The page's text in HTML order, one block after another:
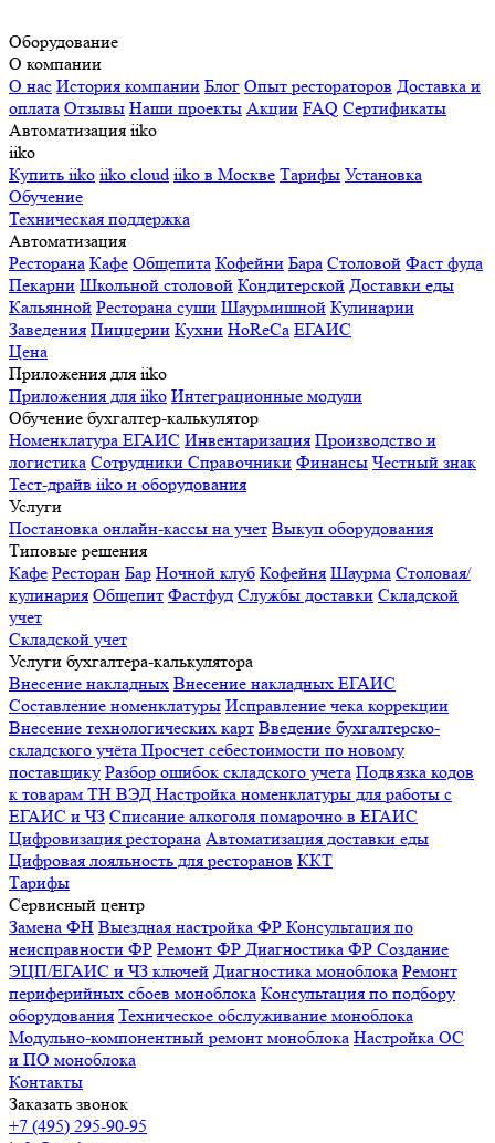
Оборудование
О компании
О нас История компании Блог Опыт рестораторов Доставка и
оплата Отзывы Наши проекты Акции FAQ Сертификаты
Автоматизация iiko
iiko
Купить iiko iiko cloud iiko в Москве Тарифы Установка
Обучение
Техническая поддержка
Автоматизация
Ресторана Кафе Общепита Кофейни Бара Столовой Фаст фуда
Пекарни Школьной столовой Кондитерской Доставки еды
Кальянной Ресторана суши Шаурмишной Кулинарии
Заведения Пиццерии Кухни HoReCa ЕГАИС
Цена
Приложения для iiko
Приложения для iiko Интеграционные модули
Обучение бухгалтер-калькулятор
Номенклатура ЕГАИС Инвентаризация Производство и
логистика Сотрудники Справочники Финансы Честный знак
Тест-драйв iiko и оборудования
Услуги
Постановка онлайн-кассы на учет Выкуп оборудования
Типовые решения
Кафе Ресторан Бар Ночной клуб Кофейня Шаурма Столовая/
кулинария Общепит Фастфуд Службы доставки Складской
учет
Складской учет
Услуги бухгалтера-калькулятора
Внесение накладных Внесение накладных ЕГАИС
Составление номенклатуры Исправление чека коррекции
Внесение технологических карт Введение бухгалтерско-
складского учёта Просчет себестоимости по новому
поставщику Разбор ошибок складского учета Подвязка кодов
к товарам ТН ВЭД Настройка номенклатуры для работы с
ЕГАИС и ЧЗ Списание алкоголя помарочно в ЕГАИС
Цифровизация ресторана Автоматизация доставки еды
Цифровая лояльность для ресторанов ККТ
Тарифы
Сервисный центр
Замена ФН Выездная настройка ФР Консультация по
неисправности ФР Ремонт ФР Диагностика ФР Создание
ЭЦП/ЕГАИС и ЧЗ ключей Диагностика моноблока Ремонт
периферийных сбоев моноблока Консультация по подбору
оборудования Техническое обслуживание моноблока
Модульно-компонентный ремонт моноблока Настройка ОС
и ПО моноблока
Контакты
Заказать звонок
+7 (495) 295-90-95